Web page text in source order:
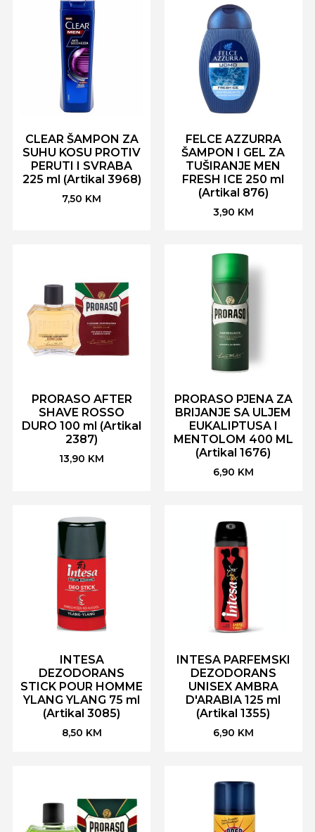
CLEAR ŠAMPON ZA
SUHU KOSU PROTIV
PERUTI I SVRABA
225 ml (Artikal 3968)
7,50 KM
FELCE AZZURRA
ŠAMPON I GEL ZA
TUŠIRANJE MEN
FRESH ICE 250 ml
(Artikal 876)
3,90 KM
PRORASO AFTER
SHAVE ROSSO
DURO 100 ml (Artikal
2387)
13,90 KM
PRORASO PJENA ZA
BRIJANJE SA ULJEM
EUKALIPTUSA I
MENTOLOM 400 ML
(Artikal 1676)
6,90 KM
INTESA
DEZODORANS
STICK POUR HOMME
YLANG YLANG 75 ml
(Artikal 3085)
8,50 KM
INTESA PARFEMSKI
DEZODORANS
UNISEX AMBRA
D'ARABIA 125 ml
(Artikal 1355)
6,90 KM